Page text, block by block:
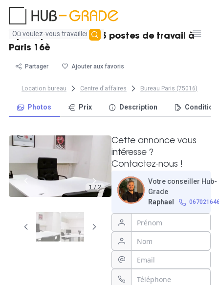
Aucun
résultat
Open space 25m², 4-5 postes de travail à
Paris 16è
Partager Ajouter aux favoris
Location bureau Centre d'affaires Bureau Paris (75016)
Photos Prix Description
1 / 2
Cette annonce vous
intéresse ?
Contactez-nous !
Votre conseiller Hub-
Grade
Raphael